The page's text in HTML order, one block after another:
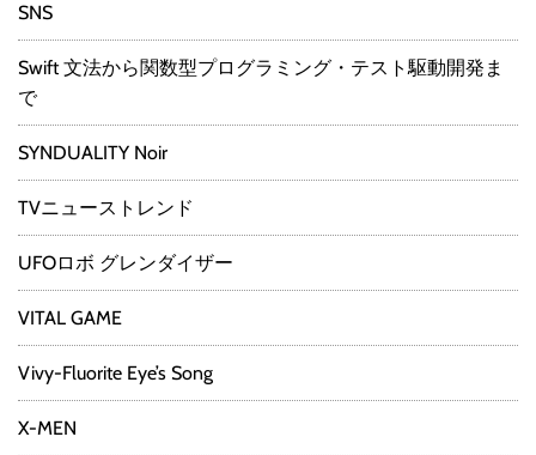
SNS
Swift 文法から関数型プログラミング・テスト駆動開発ま
で
SYNDUALITY Noir
TVニューストレンド
UFOロボ グレンダイザー
VITAL GAME
Vivy-Fluorite Eye’s Song
X-MEN